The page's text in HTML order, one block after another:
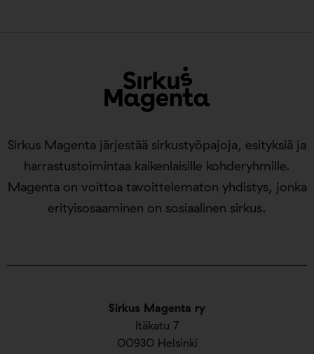
Sirkus Magenta ry
Itäkatu 7
00930 Helsinki
Sirkus Magenta järjestää sirkustyöpajoja, esityksiä ja
harrastustoimintaa kaikenlaisille kohderyhmille.
Magenta on voittoa tavoittelematon yhdistys, jonka
erityisosaaminen on sosiaalinen sirkus.